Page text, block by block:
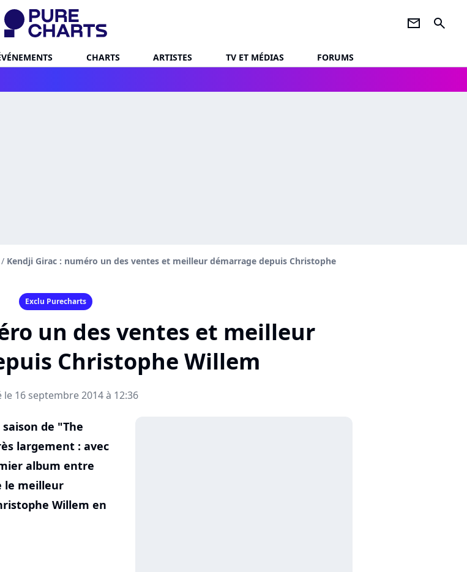
newsletter search
CHARTS ARTISTES TV ET MÉDIAS
FORUMS
/ Kendji Girac : numéro un des ventes et meilleur démarrage depuis Christophe
Exclu Purecharts
un des ventes et meilleur
Christophe Willem
le 16 septembre 2014 à 12:36
de "The
largement : avec
album entre
le meilleur
Willem en